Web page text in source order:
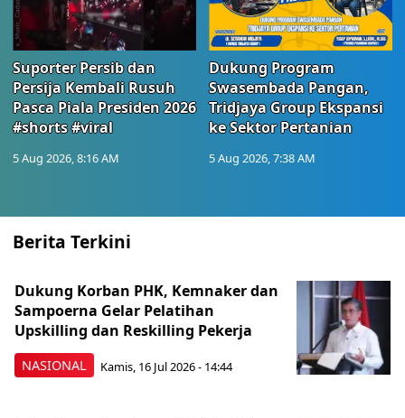
Suporter Persib dan
Persija Kembali Rusuh
Pasca Piala Presiden 2026
#shorts #viral
5 Aug 2026, 8:16 AM
Dukung Program
Swasembada Pangan,
Tridjaya Group Ekspansi
ke Sektor Pertanian
5 Aug 2026, 7:38 AM
Berita Terkini
NASIONAL
Dukung Korban PHK, Kemnaker dan
Sampoerna Gelar Pelatihan
Upskilling dan Reskilling Pekerja
Kamis, 16 Jul 2026 - 14:44